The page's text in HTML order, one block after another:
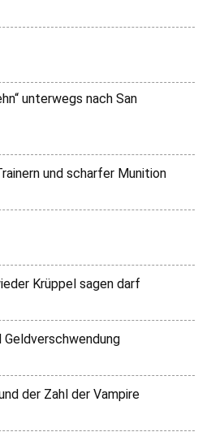
unterwegs nach San
und scharfer Munition
Krüppel sagen darf
der Zahl der Vampire